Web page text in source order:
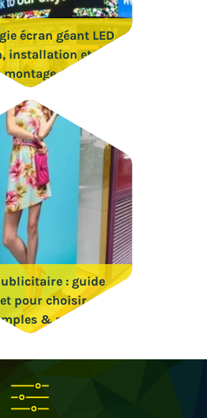
écran géant LED
installation et
montage
: guide
pour choisir +
& prix